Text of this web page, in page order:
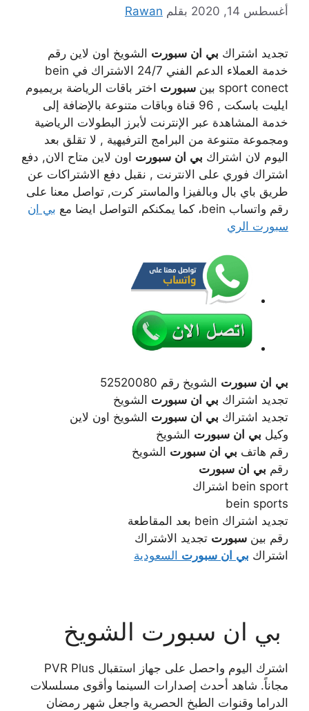
أغسطس 14, 2020 بقلم Rawan
تجديد اشتراك بي ان سبورت الشويخ اون لاين رقم
خدمة العملاء الدعم الفني 24/7 الاشتراك في bein
sport conect بين
سبورت اختر باقات الرياضة بريميوم
ايليت باسكت , 96 قناة وباقات متنوعة بالإضافة إلى
خدمة المشاهدة عبر الإنترنت لأبرز البطولات الرياضية
ومجموعة متنوعة من البرامج الترفيهية , لا تقلق بعد
اليوم لان اشتراك بي ان سبورت اون لاين متاح الان, دفع
اشتراك فوري على الانترنت , نقبل دفع الاشتراكات عن
طريق باي بال وبالفيزا والماستر كرت, تواصل معنا على
رقم واتساب bein، كما يمكنكم التواصل ايضا مع
بي ان
سبورت الري
بي ان سبورت الشويخ رقم 52520080
تجديد اشتراك بي ان سبورت الشويخ
تجديد اشتراك بي ان سبورت الشويخ اون لاين
وكيل بي ان سبورت الشويخ
رقم هاتف بي ان سبورت الشويخ
رقم بي ان سبورت
bein sport اشتراك
bein sports
تجديد اشتراك bein بعد المقاطعة
رقم بين سبورت تجديد الاشتراك
اشتراك بي ان سبورت السعودية
بي ان سبورت الشويخ
اشترك اليوم واحصل على جهاز استقبال PVR Plus
مجاناً. شاهد أحدث إصدارات السينما وأقوى مسلسلات
الدراما وقنوات الطبخ الحصرية واجعل شهر رمضان